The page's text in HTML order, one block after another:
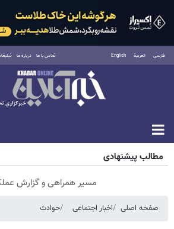
فارسی العربية English تماس با ما درباره ما
جمعه ۱۶ مرداد ۱۴۰۵
مطالب پیشنهادی
مسیر همراهی و گزارش
صفحه اصلی اخبار اجتماعی حوادث